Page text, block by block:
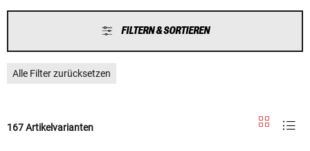
FILTERN & SORTIEREN
Alle Filter zurücksetzen
167 Artikelvarianten